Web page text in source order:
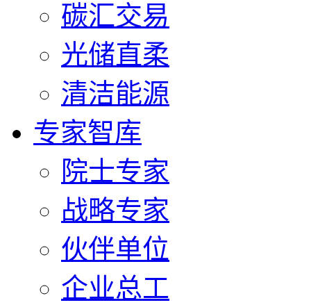
碳汇交易
光储直柔
清洁能源
专家智库
院士专家
战略专家
伙伴单位
企业总工